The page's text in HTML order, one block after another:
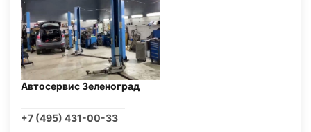
Автосервис Зеленоград
+7 (495) 431-00-33